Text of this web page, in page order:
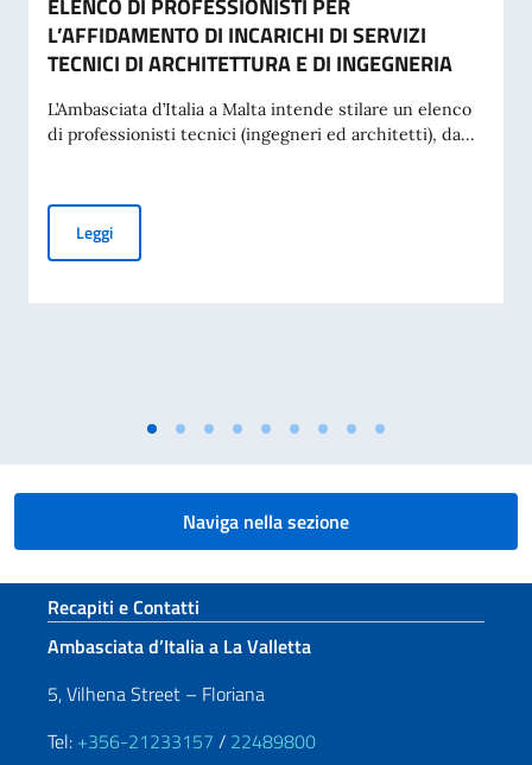
ELENCO DI PROFESSIONISTI PER
L’AFFIDAMENTO DI INCARICHI DI SERVIZI
TECNICI DI ARCHITETTURA E DI INGEGNERIA
L’Ambasciata d’Italia a Malta intende stilare un elenco
di professionisti tecnici (ingegneri ed architetti), da...
LeggiAVVISO ESPLORATIVO DI MANIFESTAZIONE DI
Naviga nella sezione
Sezione footer
Recapiti e Contatti
Ambasciata d’Italia a La Valletta
5, Vilhena Street – Floriana
Tel: +356-21233157 / 22489800